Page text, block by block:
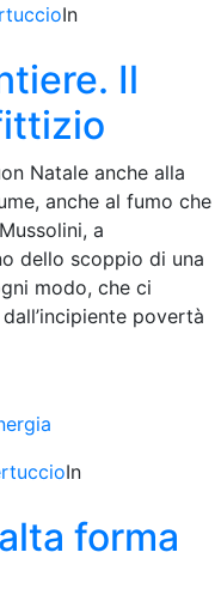
In
Il
Natale anche alla
anche al fumo che
a
dello scoppio di una
modo, che ci
povertà
In
forma